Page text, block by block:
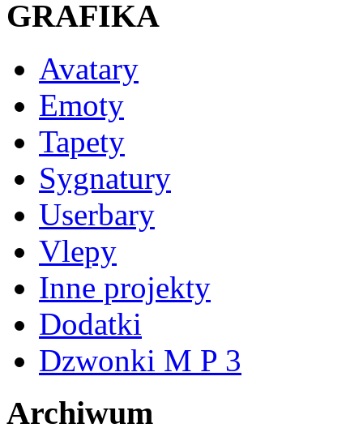
GRAFIKA
Avatary
Emoty
Tapety
Sygnatury
Userbary
Vlepy
Inne projekty
Dodatki
Dzwonki M P 3
Archiwum